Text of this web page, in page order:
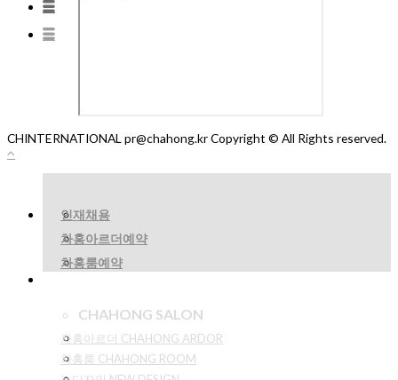
CHINTERNATIONAL pr@chahong.kr Copyright © All Rights reserved.
인재채용
차홍아르더예약
차홍룸예약
CHAHONG SALON
차홍아르더 CHAHONG ARDOR
차홍룸 CHAHONG ROOM